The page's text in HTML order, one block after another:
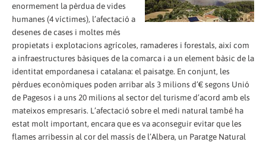
enormement la pèrdua de vides
humanes (4 víctimes), l’afectació a
desenes de cases i moltes més
propietats i explotacions agrícoles, ramaderes i forestals, així com
a infraestructures bàsiques de la comarca i a un element bàsic de la
identitat empordanesa i catalana: el paisatge. En conjunt, les
pèrdues econòmiques poden arribar als 3 milions d’€ segons Unió
de Pagesos i a uns 20 milions al sector del turisme d’acord amb els
mateixos empresaris. L’afectació sobre el medi natural també ha
estat molt important, encara que es va aconseguir evitar que les
flames arribessin al cor del massís de l’Albera, un Paratge Natural